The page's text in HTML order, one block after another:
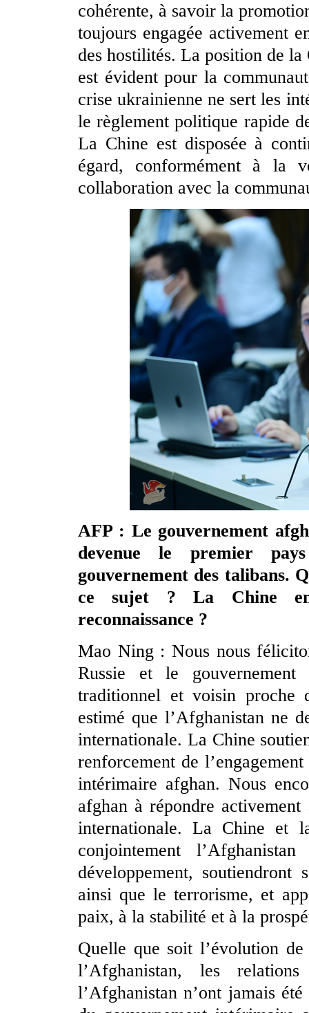
cohérente, à savoir la
toujours engagée activement
des hostilités. La position de
est évident pour la
crise ukrainienne ne sert les
le règlement politique rapide
La Chine est disposée à
égard, conformément à la
collaboration avec la
AFP : Le gouvernement
devenue le premier
gouvernement des talibans.
ce sujet ? La Chine
reconnaissance ?
Mao Ning : Nous nous
Russie et le
traditionnel et voisin proche
estimé que l’Afghanistan ne
internationale. La Chine
renforcement de
intérimaire afghan. Nous
afghan à répondre
internationale. La Chine et
conjointement
développement,
ainsi que le terrorisme, et
paix, à la stabilité et à la
Quelle que soit l’évolution
l’Afghanistan, les
l’Afghanistan n’ont jamais